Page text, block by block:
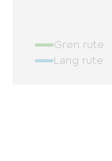
Grøn rute
Lang rute